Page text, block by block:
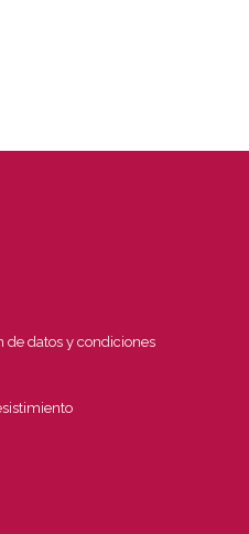
de datos y condiciones